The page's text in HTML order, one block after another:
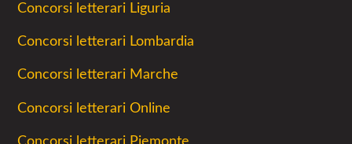
Concorsi letterari Liguria
Concorsi letterari Lombardia
Concorsi letterari Marche
Concorsi letterari Online